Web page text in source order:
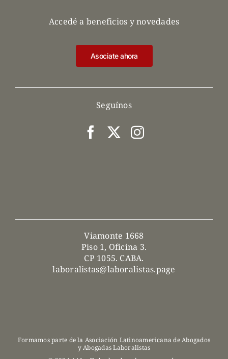
Viamonte 1668
Piso 1, Oficina 3.
CP 1055. CABA.
laboralistas@laboralistas.page
Seguínos
Accedé a beneficios y novedades
Asociate ahora
Formamos parte de la Asociación Latinoamericana de Abogados
y Abogadas Laboralistas